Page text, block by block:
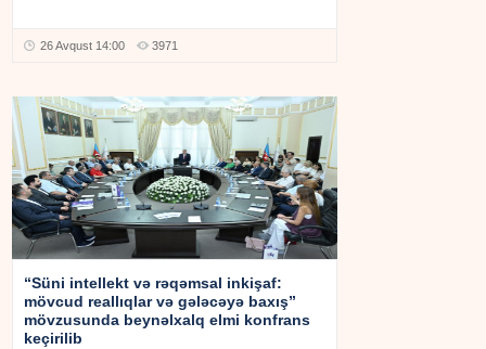
26 Avqust 14:00 3971
“Süni intellekt və rəqəmsal inkişaf:
mövcud reallıqlar və gələcəyə baxış”
mövzusunda beynəlxalq elmi konfrans
keçirilib